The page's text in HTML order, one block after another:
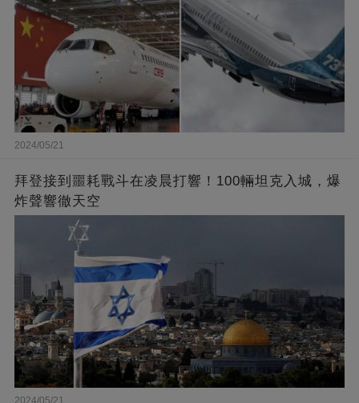
2024/05/21
拜登接到噩耗戰斗在凌晨打響！100輛坦克入城，爆
炸聲響徹天空
2024/05/21